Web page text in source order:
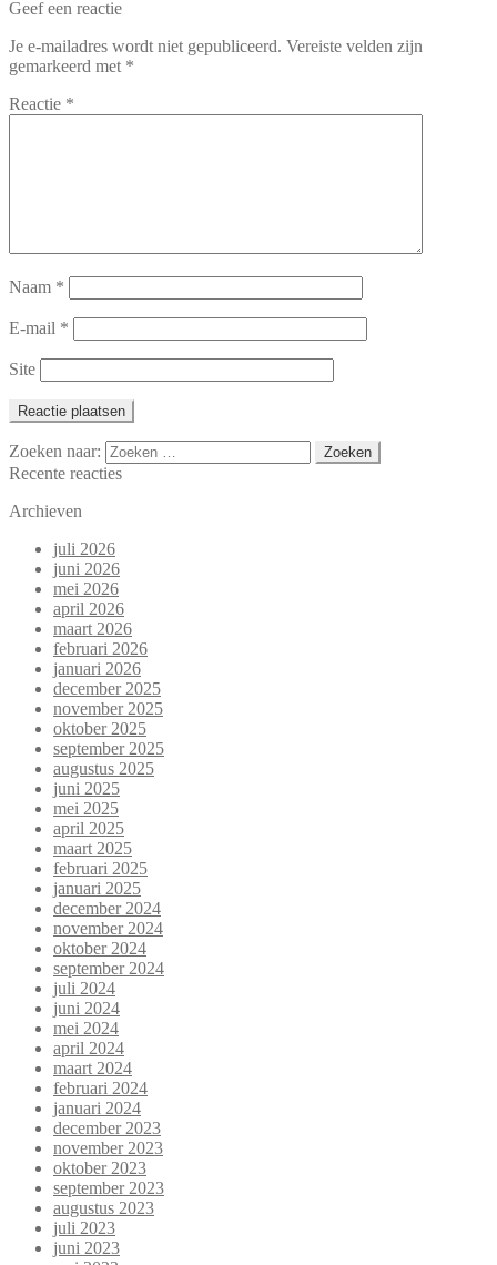
Geef een reactie
Je e-mailadres wordt niet gepubliceerd. Vereiste velden zijn
gemarkeerd met *
Reactie *
Naam *
E-mail *
Site
Zoeken naar:
Recente reacties
Archieven
juli 2026
juni 2026
mei 2026
april 2026
maart 2026
februari 2026
januari 2026
december 2025
november 2025
oktober 2025
september 2025
augustus 2025
juni 2025
mei 2025
april 2025
maart 2025
februari 2025
januari 2025
december 2024
november 2024
oktober 2024
september 2024
juli 2024
juni 2024
mei 2024
april 2024
maart 2024
februari 2024
januari 2024
december 2023
november 2023
oktober 2023
september 2023
augustus 2023
juli 2023
juni 2023